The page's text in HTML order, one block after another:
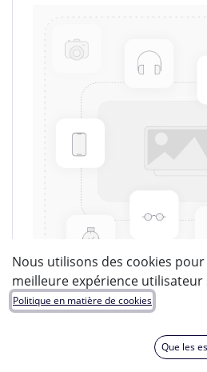
Nous utilisons des cookies
meilleure expérience utilisateur
Politique en matière de cookies
Que les